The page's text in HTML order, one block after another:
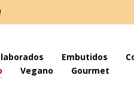
Embutidos
Vegano Gourmet